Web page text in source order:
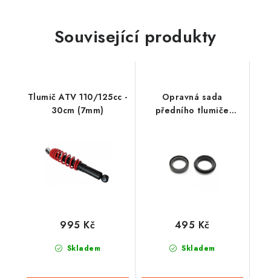
Související produkty
Tlumič ATV 110/125cc -
30cm (7mm)
Skladem
995 Kč
Opravná sada
předního tlumiče
Skladem
495 Kč